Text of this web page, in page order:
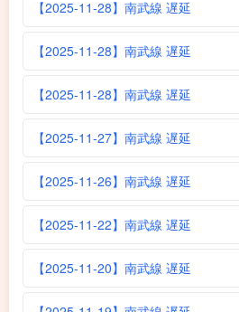
【2025-11-28】南武線 遅延
【2025-11-28】南武線 遅延
【2025-11-28】南武線 遅延
【2025-11-27】南武線 遅延
【2025-11-26】南武線 遅延
【2025-11-22】南武線 遅延
【2025-11-20】南武線 遅延